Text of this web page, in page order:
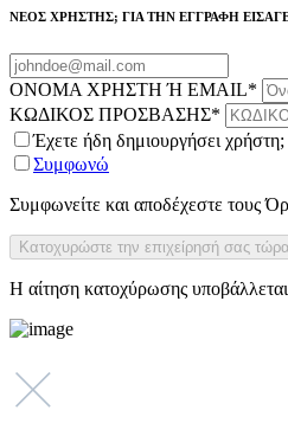
ΝΕΟΣ ΧΡΗΣΤΗΣ; ΓΙΑ ΤΗΝ ΕΓΓΡΑΦΗ
ΟΝΟΜΑ ΧΡΗΣΤΗ Ή EMAIL*
ΚΩΔΙΚΟΣ ΠΡΟΣΒΑΣΗΣ*
Έχετε ήδη δημιουργήσει χρήστη;
Συμφωνώ
Συμφωνείτε και αποδέχεστε τους
Η αίτηση κατοχύρωσης